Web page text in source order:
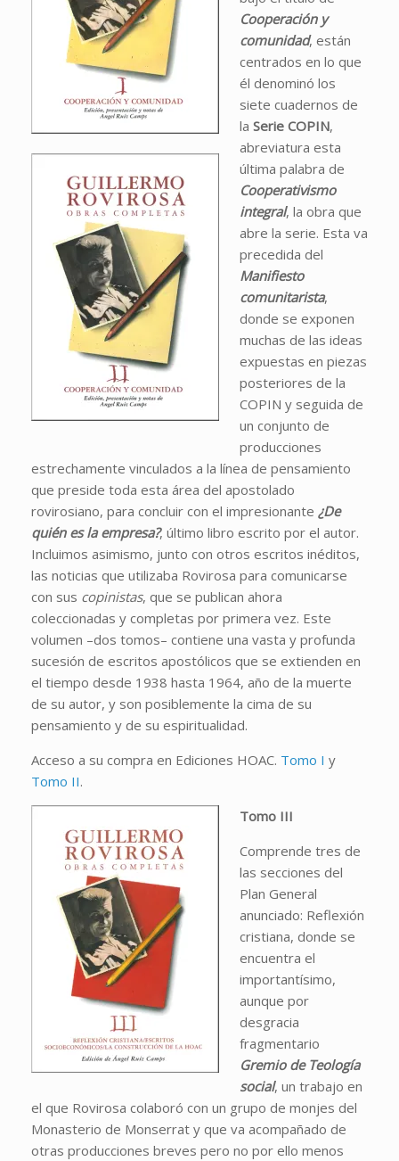
Cooperación y
comunidad, están
centrados en lo que
él denominó los
siete cuadernos de
la Serie COPIN,
abreviatura esta
última palabra de
Cooperativismo
integral, la obra que
abre la serie. Esta va
precedida del
Manifiesto
comunitarista,
donde se exponen
muchas de las ideas
expuestas en piezas
posteriores de la
COPIN y seguida de
un conjunto de
producciones
estrechamente vinculados a la línea de pensamiento
que preside toda esta área del apostolado
rovirosiano, para concluir con el impresionante ¿De
quién es la empresa?, último libro escrito por el autor.
Incluimos asimismo, junto con otros escritos inéditos,
las noticias que utilizaba Rovirosa para comunicarse
con sus copinistas, que se publican ahora
coleccionadas y completas por primera vez. Este
volumen –dos tomos– contiene una vasta y profunda
sucesión de escritos apostólicos que se extienden en
el tiempo desde 1938 hasta 1964, año de la muerte
de su autor, y son posiblemente la cima de su
pensamiento y de su espiritualidad.
Acceso a su compra en Ediciones HOAC. Tomo I y
Tomo II.
Tomo III
Comprende tres de
las secciones del
Plan General
anunciado: Reflexión
cristiana, donde se
encuentra el
importantísimo,
aunque por
desgracia
fragmentario
Gremio de Teología
social, un trabajo en
el que Rovirosa colaboró con un grupo de monjes del
Monasterio de Monserrat y que va acompañado de
otras producciones breves pero no por ello menos